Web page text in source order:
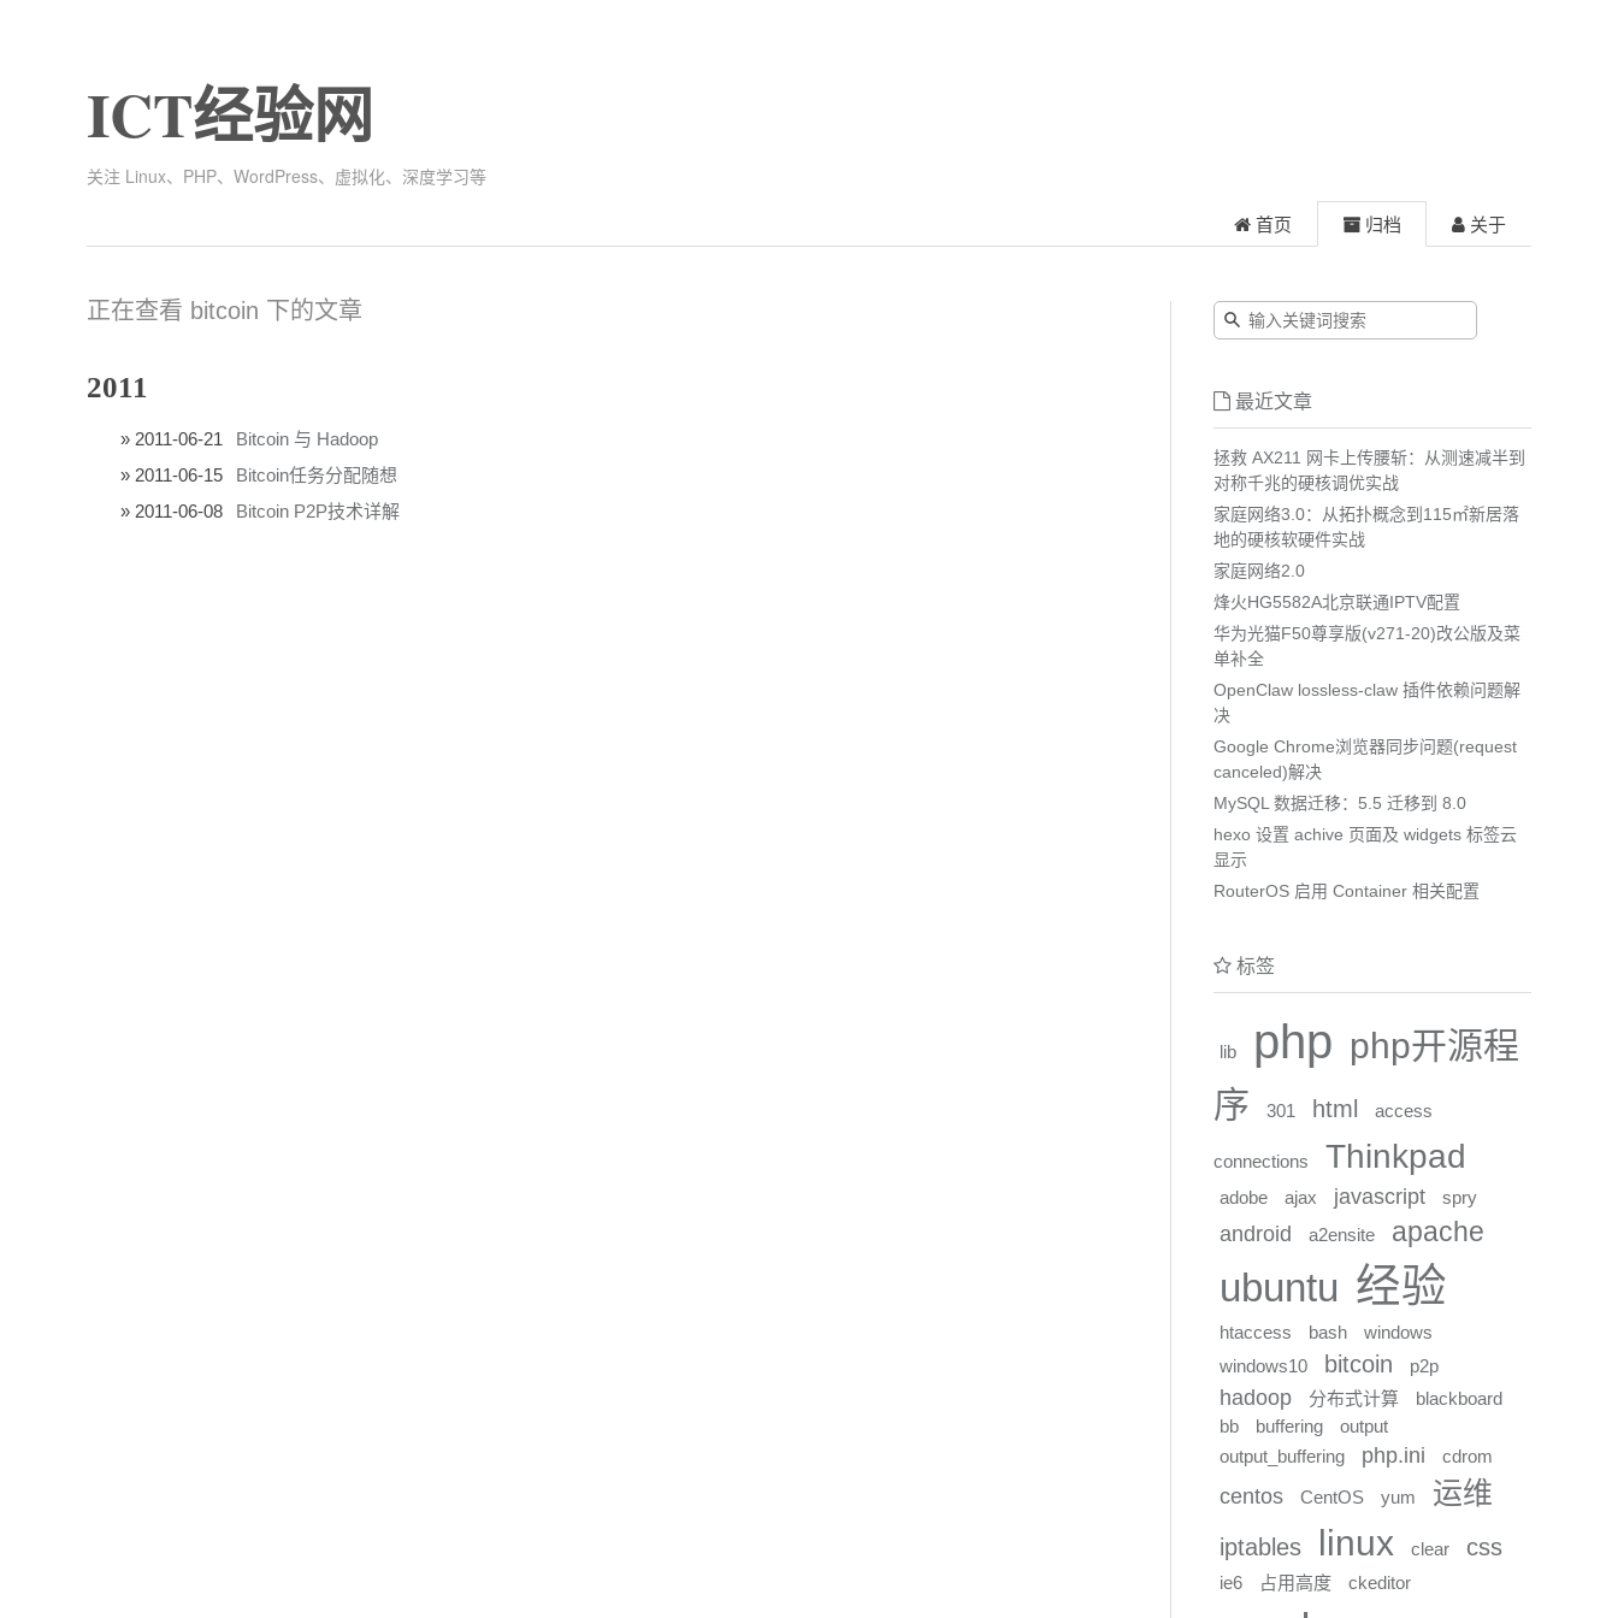
ICT经验网
关注 Linux、PHP、WordPress、虚拟化、深度学习等
首页 归档 关于
正在查看 bitcoin 下的文章
2011
2011-06-21
Bitcoin 与 Hadoop
2011-06-15
Bitcoin任务分配随想
2011-06-08
Bitcoin P2P技术详解
最近文章
拯救 AX211 网卡上传腰斩：从测速减半到
对称千兆的硬核调优实战
家庭网络3.0：从拓扑概念到115㎡新居落
地的硬核软硬件实战
家庭网络2.0
烽火HG5582A北京联通IPTV配置
华为光猫F50尊享版(v271-20)改公版及菜
单补全
OpenClaw lossless-claw 插件依赖问题解
决
Google Chrome浏览器同步问题(request
canceled)解决
MySQL 数据迁移：5.5 迁移到 8.0
hexo 设置 achive 页面及 widgets 标签云
显示
RouterOS 启用 Container 相关配置
标签
lib php php开源程
序
301 html access
connections Thinkpad
adobe ajax javascript spry
android a2ensite apache
ubuntu 经验
htaccess bash
windows
windows10
bitcoin p2p
hadoop 分布式计算
blackboard
bb
buffering
output
output_buffering
php.ini cdrom
centos CentOS yum 运维
iptables linux clear css
ie6 占用高度 ckeditor